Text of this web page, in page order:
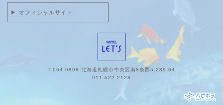
オフィシャルサイト
〒064-0808 北海道札幌市中央区南8条西5-289-64
011-522-2128